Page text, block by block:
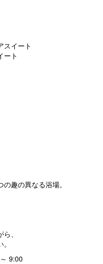
スイート
ート
趣の異なる浴場。
、
9:00